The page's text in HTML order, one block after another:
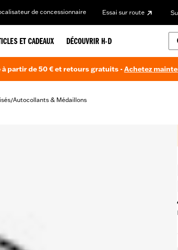
de concessionnaire Essai sur route
ET CADEAUX DÉCOUVRIR H-D
partir de 50 € et retours gratuits -Achetez
/Autocollants & Médaillons